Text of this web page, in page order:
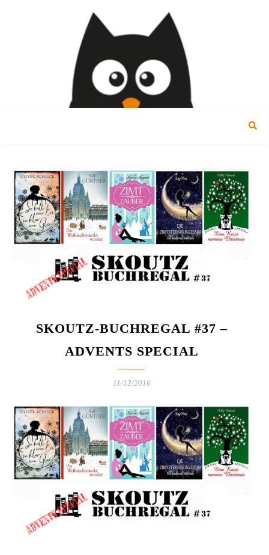
SKOUTZ-BUCHREGAL #37 –
ADVENTS SPECIAL
11/12/2016